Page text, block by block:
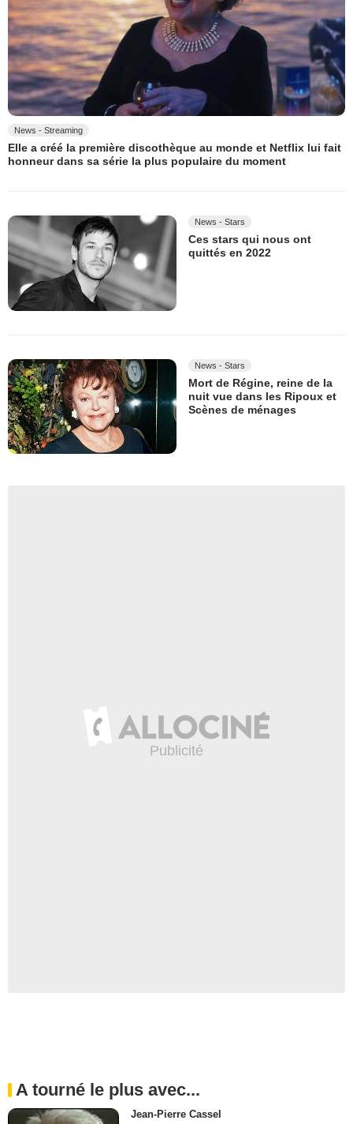
News - Streaming
Elle a créé la première discothèque au monde et Netflix lui fait
honneur dans sa série la plus populaire du moment
News - Stars
Ces stars qui nous ont
quittés en 2022
News - Stars
Mort de Régine, reine de la
nuit vue dans les Ripoux et
Scènes de ménages
A tourné le plus avec...
Jean-Pierre Cassel